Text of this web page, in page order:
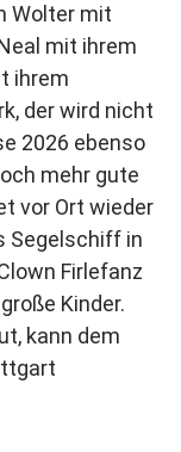
Wolter mit
mit ihrem
ihrem
der wird nicht
2026 ebenso
mehr gute
vor Ort wieder
Segelschiff in
Firlefanz
Kinder.
kann dem